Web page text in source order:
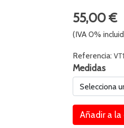
55,00 €
(IVA 0%
Referencia:
Medidas
Selecciona
Añadir a la